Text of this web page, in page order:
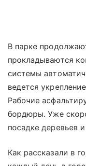
В парке
прокладываются
системы
ведется
Рабочие
бордюры. Уже
посадке деревьев
Как рассказали в